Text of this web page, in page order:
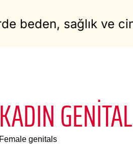
beden, sağlık ve
KADIN
Female genitals